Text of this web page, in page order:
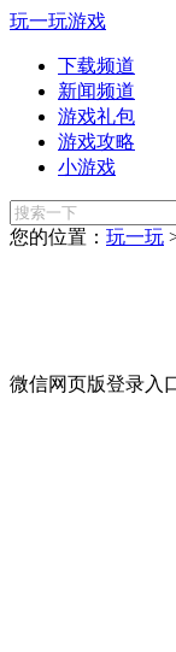
玩一玩游戏
下载频道
新闻频道
游戏礼包
游戏攻略
小游戏
您的位置： 玩一玩
微信网页版登录入